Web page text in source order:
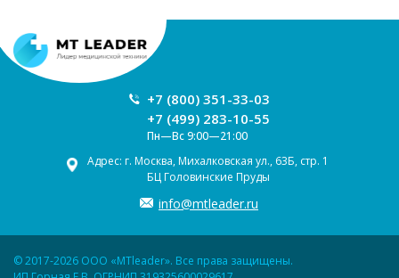
+7 (800) 351-33-03
+7 (499) 283-10-55
Пн—Вс 9:00—21:00
Адрес: г. Москва, Михалковская ул., 63Б, стр. 1
БЦ Головинские Пруды
info@mtleader.ru
© 2017-2026 ООО «MTleader». Все права защищены.